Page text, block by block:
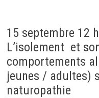
15 septembre 12
L’isolement et
comportements
jeunes / adultes)
naturopathie